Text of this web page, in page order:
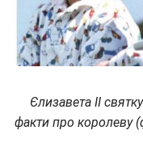
Єлизавета II
факти про королеву